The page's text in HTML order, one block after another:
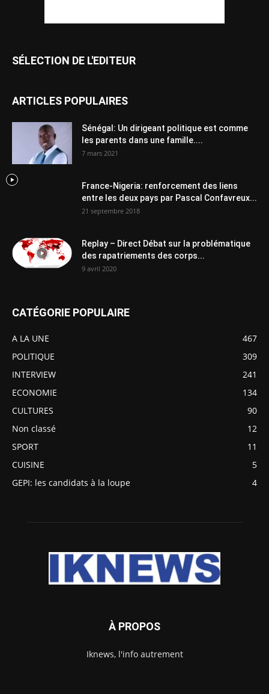
SÉLECTION DE L'EDITEUR
ARTICLES POPULAIRES
Sénégal: Un dirigeant politique est comme
les parents dans une famille....
7 mars 2021
France-Nigeria: renforcement des liens
entre les deux pays par Pascal Confavreux...
21 septembre 2018
Replay – Direct Débat sur la problématique
des rapatriements des corps...
9 avril 2020
CATÉGORIE POPULAIRE
A LA UNE
467
POLITIQUE
309
INTERVIEW
241
ECONOMIE
134
CULTURES
90
Non classé
12
SPORT
11
CUISINE
5
GEPI: les candidats à la loupe
4
À PROPOS
Iknews, l'info autrement